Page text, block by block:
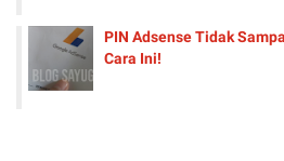
PIN Adsense Tidak
Cara Ini!